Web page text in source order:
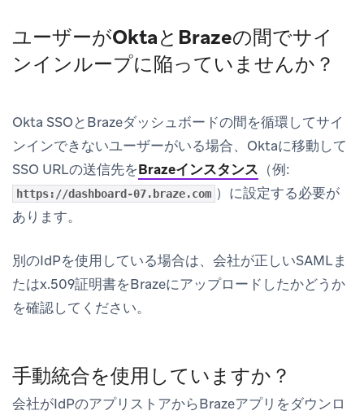
ユーザーがOktaとBrazeの間でサイ
ンインループに陥っていませんか？
Okta SSOとBrazeダッシュボードの間を循環してサイ
ンインできないユーザーがいる場合、Oktaに移動して
SSO URLの送信先をBrazeインスタンス （例:
https://dashboard-07.braze.com ）に設定する必要が
あります。
別のIdPを使用している場合は、会社が正しいSAMLま
たはx.509証明書をBrazeにアップロードしたかどうか
を確認してください。
手動統合を使用していますか？
会社がIdPのアプリストアからBrazeアプリをダウンロ